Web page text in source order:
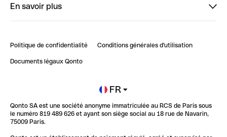
ClubQonto
Impact de l'IA sur les carrières/productivité
En savoir plus
Blog
Newsroom
Glossaire finance
Politique de confidentialité Conditions générales d'utilisation
Documents légaux Qonto
FR
Qonto SA est une société anonyme immatriculée au RCS de Paris sous
le numéro 819 489 626 et ayant son siège social au 18 rue de Navarin,
75009 Paris.